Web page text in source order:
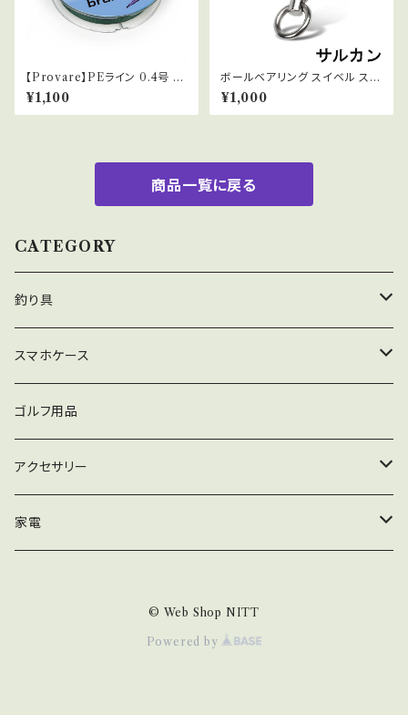
【Provare】PEライン 0.4号 0.
6号 0.8号 1号 1.5号 2号 3号 4
号 300m ４本編み 日本製ダイ
ニーマ 釣糸 モスグリーン
¥1,100
ボールベアリング スイベル ステ
ンレス サルカン 15個セット
¥1,000
商品一覧に戻る
CATEGORY
釣り具
スナップ
Dスナップ
Qスナップ
スイベル・サルカン
トリプルクレン
スプリットリング
PEライン
マルチカラー
スマホケース
iPhone
XPERIA
AQUOS
ゴルフ用品
アクセサリー
ピアス
家電
© Web Shop NITT
Powered by